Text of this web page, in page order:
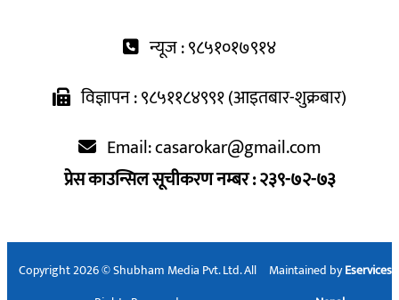
न्यूज : ९८५१०१७९१४
विज्ञापन : ९८५११८४९९१ (आइतबार-शुक्रबार)
Email:casarokar@gmail.com
प्रेस काउन्सिल सूचीकरण नम्बर : २३९-७२-७३
Copyright 2026 © Shubham Media Pvt. Ltd. All
Maintained byEservices